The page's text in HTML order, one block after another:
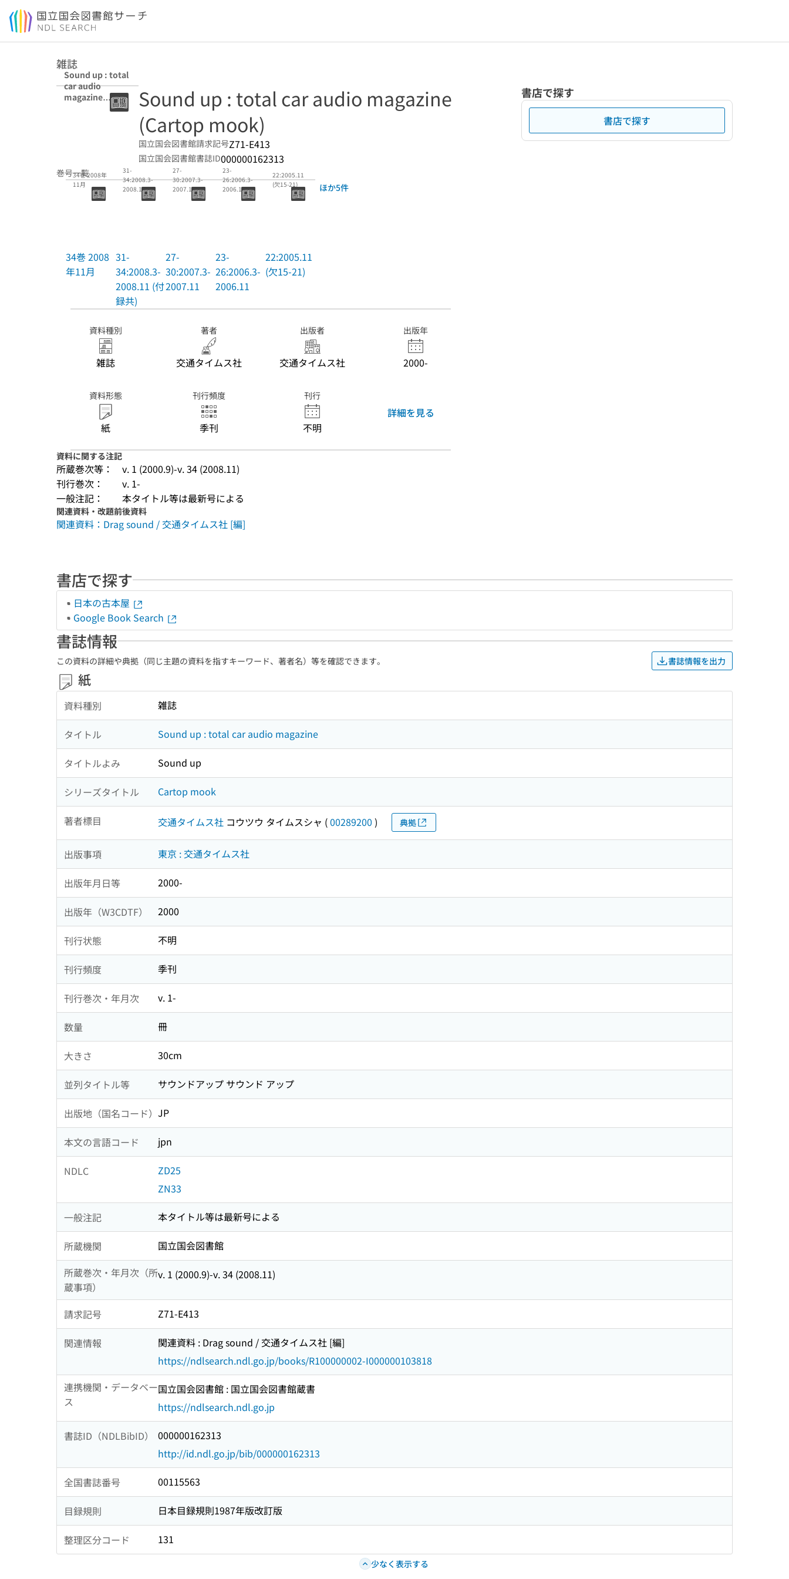
本文へ移動
雑誌
Sound up : total
car audio
magazine
(Cartop mook)
Sound up : total car audio magazine
(Cartop mook)
国立国会図書館請求記号Z71-E413
国立国会図書館書誌ID000000162313
巻号一覧34巻 2008年
11月
34巻 2008
年11月
31-
34:2008.3-
2008.11 (付
31-
34:2008.3-
2008.11 (付
録共)
27-
30:2007.3-
2007.11
27-
30:2007.3-
2007.11
23-
26:2006.3-
2006.11
23-
26:2006.3-
2006.11
22:2005.11
(欠15-21)
22:2005.11
(欠15-21)
ほか5件
資料種別
雑誌
著者
交通タイムス社
出版者
交通タイムス社
出版年
2000-
資料形態
紙
刊行頻度
季刊
刊行
不明
詳細を見る
資料に関する注記
所蔵巻次等：
v. 1 (2000.9)-v. 34 (2008.11)
刊行巻次：
v. 1-
一般注記：
本タイトル等は最新号による
関連資料・改題前後資料
関連資料：Drag sound / 交通タイムス社 [編]
書店で探す
書店で探す
書店で探す
日本の古本屋
Google Book Search
書誌情報
この資料の詳細や典拠（同じ主題の資料を指すキーワード、著者名）等を確認できます。 書誌情報を出力
紙
資料種別 雑誌
タイトル Sound up : total car audio magazine
タイトルよみ Sound up
シリーズタイトル Cartop mook
著者標目 交通タイムス社 コウツウ タイムスシャ (00289200 ) 典拠
出版事項 東京 : 交通タイムス社
出版年月日等 2000-
出版年（W3CDTF） 2000
刊行状態 不明
刊行頻度 季刊
刊行巻次・年月次 v. 1-
数量 冊
大きさ 30cm
並列タイトル等 サウンドアップ サウンド アップ
出版地（国名コード） JP
本文の言語コード jpn
NDLC
ZD25
ZN33
一般注記 本タイトル等は最新号による
所蔵機関
国立国会図書館
所蔵巻次・年月次（所
蔵事項）
v. 1 (2000.9)-v. 34 (2008.11)
請求記号 Z71-E413
関連情報
関連資料 : Drag sound / 交通タイムス社 [編]
https://ndlsearch.ndl.go.jp/books/R100000002-I000000103818
連携機関・データベー
ス
国立国会図書館 : 国立国会図書館蔵書
https://ndlsearch.ndl.go.jp
書誌ID（NDLBibID）
000000162313
http://id.ndl.go.jp/bib/000000162313
全国書誌番号 00115563
目録規則 日本目録規則1987年版改訂版
整理区分コード 131
少なく表示する